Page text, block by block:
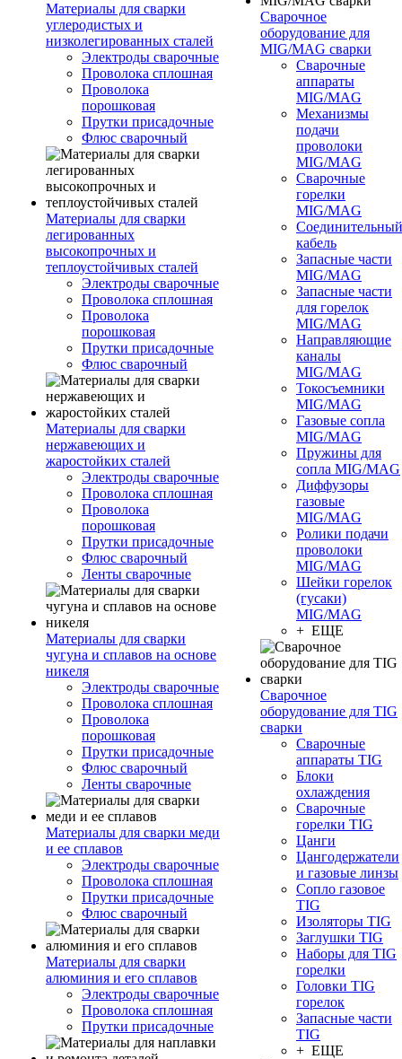
Материалы для сварки
углеродистых и
низколегированных сталей
Электроды сварочные
Проволока сплошная
Проволока
порошковая
Прутки присадочные
Флюс сварочный
Материалы для сварки
легированных
высокопрочных и
теплоустойчивых сталей
Электроды сварочные
Проволока сплошная
Проволока
порошковая
Прутки присадочные
Флюс сварочный
Материалы для сварки
нержавеющих и
жаростойких сталей
Электроды сварочные
Проволока сплошная
Проволока
порошковая
Прутки присадочные
Флюс сварочный
Ленты сварочные
Материалы для сварки
чугуна и сплавов на основе
никеля
Электроды сварочные
Проволока сплошная
Проволока
порошковая
Прутки присадочные
Флюс сварочный
Ленты сварочные
Материалы для сварки меди
и ее сплавов
Электроды сварочные
Проволока сплошная
Прутки присадочные
Флюс сварочный
Материалы для сварки
алюминия и его сплавов
Электроды сварочные
Проволока сплошная
Прутки присадочные
Сварочное
оборудование для
MIG/MAG сварки
Сварочные
аппараты
MIG/MAG
Механизмы
подачи
проволоки
MIG/MAG
Сварочные
горелки
MIG/MAG
Соединительный
кабель
Запасные части
MIG/MAG
Запасные части
для горелок
MIG/MAG
Направляющие
каналы
MIG/MAG
Токосъемники
MIG/MAG
Газовые сопла
MIG/MAG
Пружины для
сопла MIG/MAG
Диффузоры
газовые
MIG/MAG
Ролики подачи
проволоки
MIG/MAG
Шейки горелок
(гусаки)
MIG/MAG
+ ЕЩЕ
Сварочное
оборудование для TIG
сварки
Сварочные
аппараты TIG
Блоки
охлаждения
Сварочные
горелки TIG
Цанги
Цангодержатели
и газовые линзы
Сопло газовое
TIG
Изоляторы TIG
Заглушки TIG
Наборы для TIG
горелки
Головки TIG
горелок
Запасные части
TIG
+ ЕЩЕ